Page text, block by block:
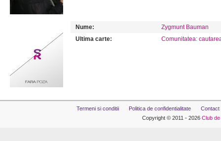
Nume:
Zygmunt Bauman
Ultima carte:
Comunitatea:
Termeni si conditii Politica de confidentialitate
Contact
Copyright © 2011 - 2026 Club